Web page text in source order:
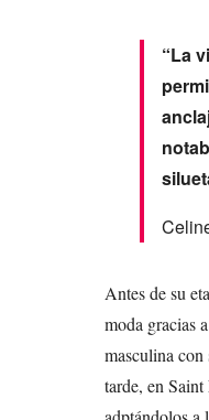
“La
Antes de su
moda gracias
masculina
tarde, en